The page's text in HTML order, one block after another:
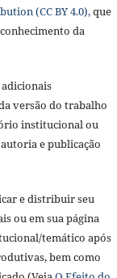
(CC BY 4.0),que
da
versão do trabalho
institucional ou
e publicação
e distribuir seu
ou em sua página
temático após
bem como